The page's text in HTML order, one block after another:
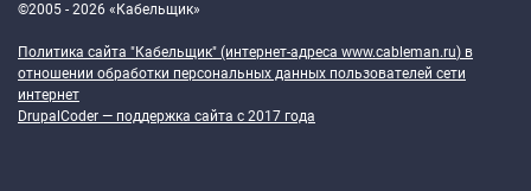
©2005 - 2026 «Кабельщик»
Политика сайта "Кабельщик" (интернет-адреса www.cableman.ru) в
отношении обработки персональных данных пользователей сети
интернет
DrupalCoder — поддержка сайта c 2017 года